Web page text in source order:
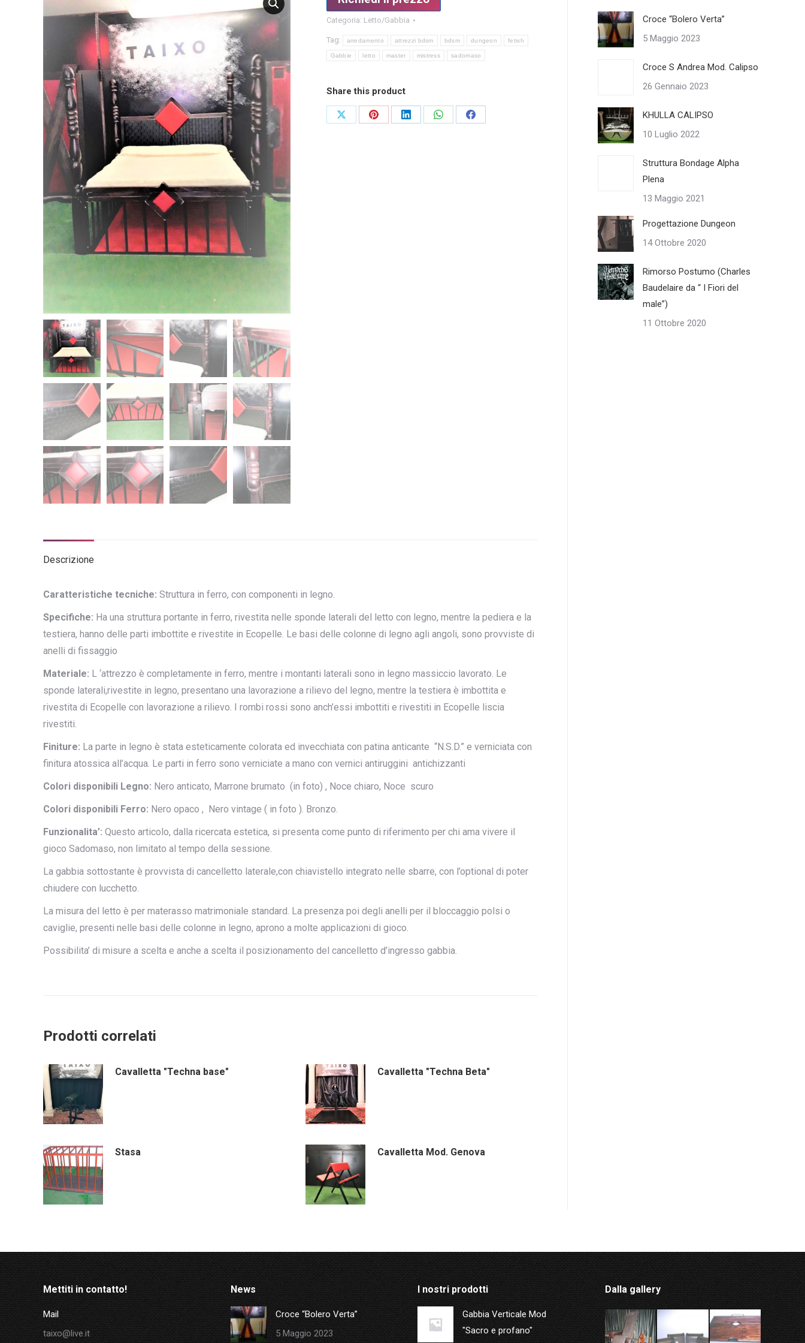
Categoria: Letto/Gabbia
Tag: arredamento attrezzi bdsm bdsm dungeon fetish
Gabbie letto master mistress sadomaso
Share this product
CondividiCondividiCondividiCondividiCondividi
Descrizione
Caratteristiche tecniche: Struttura in ferro, con componenti in legno.
Specifiche: Ha una struttura portante in ferro, rivestita nelle sponde laterali del letto con legno, mentre la pediera e la
testiera, hanno delle parti imbottite e rivestite in Ecopelle. Le basi delle colonne di legno agli angoli, sono provviste di
anelli di fissaggio
Materiale: L ‘attrezzo è completamente in ferro, mentre i montanti laterali sono in legno massiccio lavorato. Le
sponde laterali,rivestite in legno, presentano una lavorazione a rilievo del legno, mentre la testiera è imbottita e
rivestita di Ecopelle con lavorazione a rilievo. I rombi rossi sono anch’essi imbottiti e rivestiti in Ecopelle liscia
rivestiti.
Finiture: La parte in legno è stata esteticamente colorata ed invecchiata con patina anticante “N.S.D.” e verniciata con
finitura atossica all’acqua. Le parti in ferro sono verniciate a mano con vernici antiruggini antichizzanti
Colori disponibili Legno: Nero anticato, Marrone brumato (in foto) , Noce chiaro, Noce scuro
Colori disponibili Ferro: Nero opaco , Nero vintage ( in foto ). Bronzo.
Funzionalita’: Questo articolo, dalla ricercata estetica, si presenta come punto di riferimento per chi ama vivere il
gioco Sadomaso, non limitato al tempo della sessione.
La gabbia sottostante è provvista di cancelletto laterale,con chiavistello integrato nelle sbarre, con l’optional di poter
chiudere con lucchetto.
La misura del letto è per materasso matrimoniale standard. La presenza poi degli anelli per il bloccaggio polsi o
caviglie, presenti nelle basi delle colonne in legno, aprono a molte applicazioni di gioco.
Possibilita’ di misure a scelta e anche a scelta il posizionamento del cancelletto d’ingresso gabbia.
Prodotti correlati
Cavalletta "Techna base" Cavalletta "Techna Beta"
Stasa Cavalletta Mod. Genova
Croce “Bolero Verta”
5 Maggio 2023
Croce S Andrea Mod. Calipso
26 Gennaio 2023
KHULLA CALIPSO
10 Luglio 2022
Struttura Bondage Alpha
Plena
13 Maggio 2021
Progettazione Dungeon
14 Ottobre 2020
Rimorso Postumo (Charles
Baudelaire da “ I Fiori del
male”)
11 Ottobre 2020
Mettiti in contatto!
Mail
taixo@live.it
News
Croce “Bolero Verta”
5 Maggio 2023
I nostri prodotti
Gabbia Verticale Mod
"Sacro e profano"
Dalla gallery